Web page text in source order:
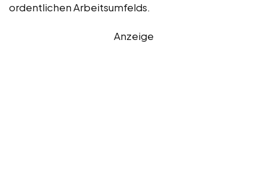
ordentlichen Arbeitsumfelds.
Anzeige